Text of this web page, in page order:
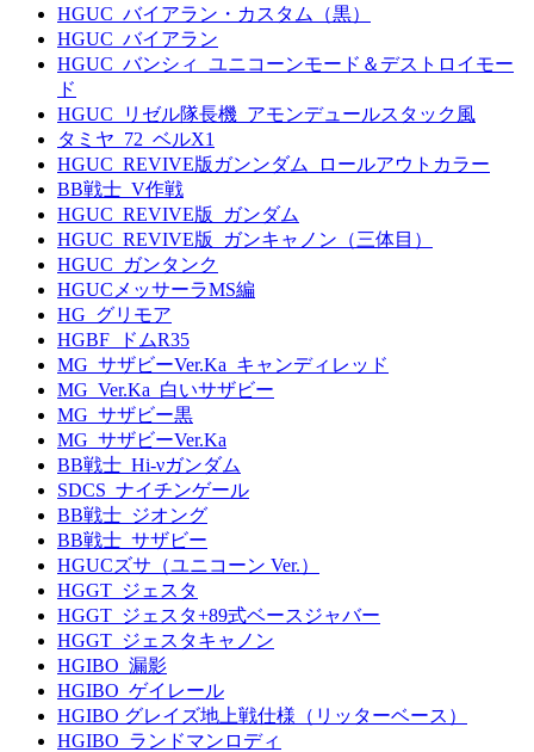
HGUC_バイアラン・カスタム（黒）
HGUC_バイアラン
HGUC_バンシィ_ユニコーンモード＆デストロイモー
ド
HGUC_リゼル隊長機_アモンデュールスタック風
タミヤ_72_ベルX1
HGUC_REVIVE版ガンンダム_ロールアウトカラー
BB戦士_V作戦
HGUC_REVIVE版_ガンダム
HGUC_REVIVE版_ガンキャノン（三体目）
HGUC_ガンタンク
HGUCメッサーラMS編
HG_グリモア
HGBF_ドムR35
MG_サザビーVer.Ka_キャンディレッド
MG_Ver.Ka_白いサザビー
MG_サザビー黒
MG_サザビーVer.Ka
BB戦士_Hi-νガンダム
SDCS_ナイチンゲール
BB戦士_ジオング
BB戦士_サザビー
HGUCズサ（ユニコーン Ver.）
HGGT_ジェスタ
HGGT_ジェスタ+89式ベースジャバー
HGGT_ジェスタキャノン
HGIBO_漏影
HGIBO_ゲイレール
HGIBO グレイズ地上戦仕様（リッターベース）
HGIBO_ランドマンロディ